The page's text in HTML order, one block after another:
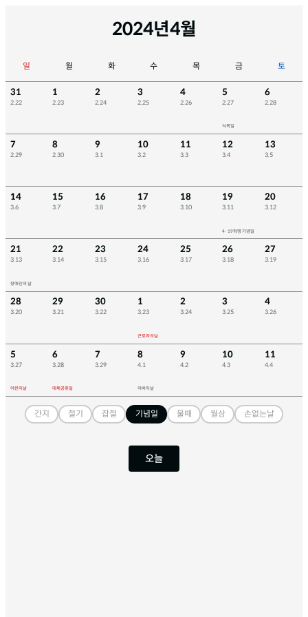
2024년4월
일 월 화 수 목 금 토
31
2.22
1
2.23
2
2.24
3
2.25
4
2.26
5
2.27
식목일
6
2.28
7
2.29
8
2.30
9
3.1
10
3.2
11
3.3
12
3.4
13
3.5
14
3.6
15
3.7
16
3.8
17
3.9
18
3.10
19
3.11
4·19혁명 기념일
20
3.12
21
3.13
장애인의 날
22
3.14
23
3.15
24
3.16
25
3.17
26
3.18
27
3.19
28
3.20
29
3.21
30
3.22
1
3.23
근로자의날
2
3.24
3
3.25
4
3.26
5
3.27
어린이날
6
3.28
대체공휴일
7
3.29
8
4.1
어버이날
9
4.2
10
4.3
11
4.4
간지 절기 잡절 기념일 물때 월상 손없는날
오늘